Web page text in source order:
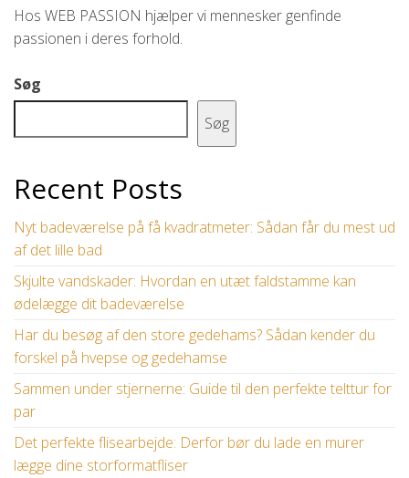
Hos WEB PASSION hjælper vi mennesker genfinde
passionen i deres forhold.
Søg
Søg
Recent Posts
Nyt badeværelse på få kvadratmeter: Sådan får du mest ud
af det lille bad
Skjulte vandskader: Hvordan en utæt faldstamme kan
ødelægge dit badeværelse
Har du besøg af den store gedehams? Sådan kender du
forskel på hvepse og gedehamse
Sammen under stjernerne: Guide til den perfekte telttur for
par
Det perfekte flisearbejde: Derfor bør du lade en murer
lægge dine storformatfliser